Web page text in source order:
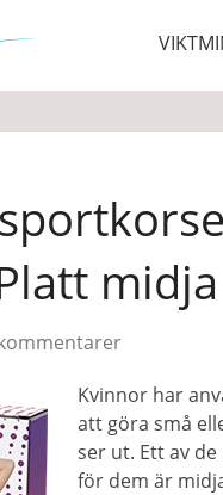
midja
Kvinnor har
att göra små
ser ut. Ett av
för dem är